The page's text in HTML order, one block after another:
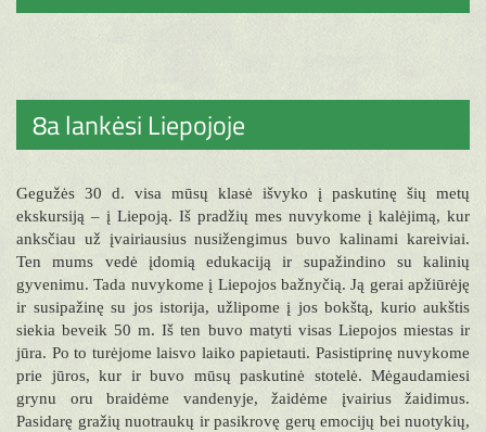
8a lankėsi Liepojoje
Gegužės 30 d. visa mūsų klasė išvyko į paskutinę šių metų
ekskursiją – į Liepoją. Iš pradžių mes nuvykome į kalėjimą, kur
anksčiau už įvairiausius nusižengimus buvo kalinami kareiviai.
Ten mums vedė įdomią edukaciją ir supažindino su kalinių
gyvenimu. Tada nuvykome į Liepojos bažnyčią. Ją gerai apžiūrėję
ir susipažinę su jos istorija, užlipome į jos bokštą, kurio aukštis
siekia beveik 50 m. Iš ten buvo matyti visas Liepojos miestas ir
jūra. Po to turėjome laisvo laiko papietauti. Pasistiprinę nuvykome
prie jūros, kur ir buvo mūsų paskutinė stotelė. Mėgaudamiesi
grynu oru braidėme vandenyje, žaidėme įvairius žaidimus.
Pasidarę gražių nuotraukų ir pasikrovę gerų emocijų bei nuotykių,